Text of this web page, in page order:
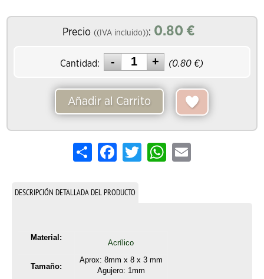
Precio((IVA incluido)): 0.80 €
Cantidad: (0.80 €)
Añadir al Carrito
Share FacebookTwitterWhatsApp
Email
DESCRIPCIÓN DETALLADA DEL PRODUCTO
Material:
Acrílico
Tamaño:
Aprox: 8mm x 8 x 3 mm
Agujero: 1mm